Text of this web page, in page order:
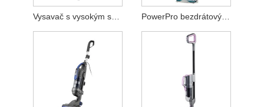
Vysavač s vysokým sacím bezdrátovým vysazením PowerPro bezdrátový vysavač